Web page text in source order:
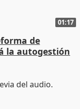
01:17
de
la autogestión